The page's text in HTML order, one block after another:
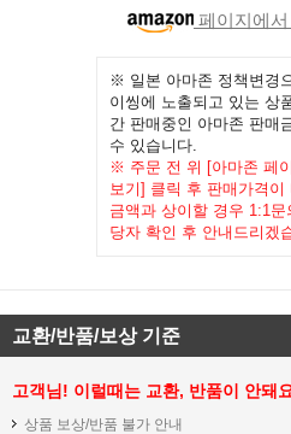
페이지에서
※ 일본 아마존 정책변경
이씽에 노출되고 있는 상
간 판매중인 아마존 판매
수 있습니다.
※ 주문 전 위 [아마존 페
보기] 클릭 후 판매가격이
금액과 상이할 경우 1:1
당자 확인 후 안내드리겠
교환/반품/보상 기준
고객님! 이럴때는 교환, 반품이 안돼
상품 보상/반품 불가 안내